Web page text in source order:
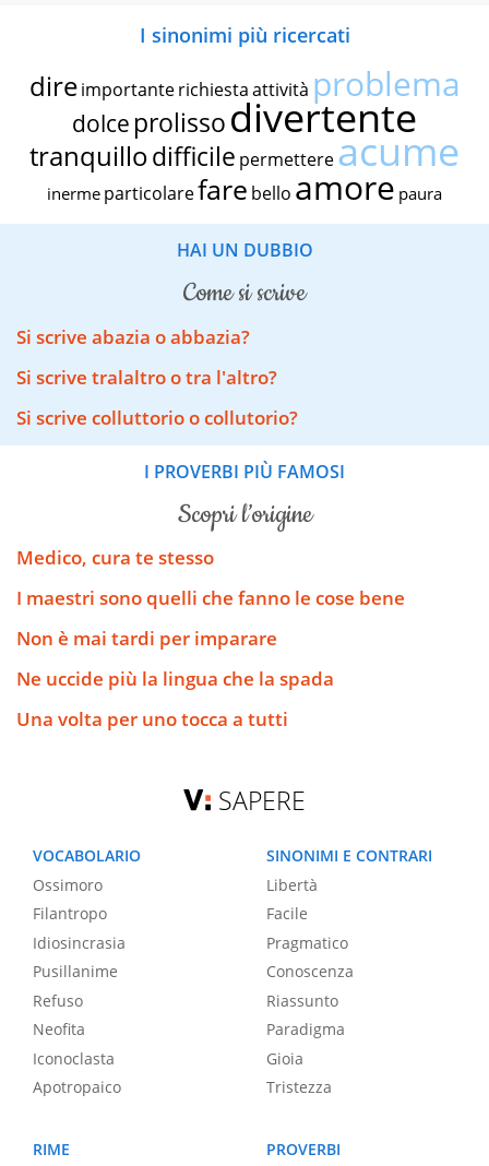
I sinonimi più ricercati
dire importante richiestaattività problema
dolce prolissodivertente
tranquillodifficile permettereacume
inerme particolarefare bello amore paura
HAI UN DUBBIO
come si scrive
Si scrive abazia o abbazia?
Si scrive tralaltro o tra l'altro?
Si scrive colluttorio o collutorio?
I PROVERBI PIÙ FAMOSI
scopri l’origine
Medico, cura te stesso
I maestri sono quelli che fanno le cose bene
Non è mai tardi per imparare
Ne uccide più la lingua che la spada
Una volta per uno tocca a tutti
SAPERE
VOCABOLARIO
Ossimoro
Filantropo
Idiosincrasia
Pusillanime
Refuso
Neofita
Iconoclasta
Apotropaico
SINONIMI E CONTRARI
Libertà
Facile
Pragmatico
Conoscenza
Riassunto
Paradigma
Gioia
Tristezza
RIME
PROVERBI